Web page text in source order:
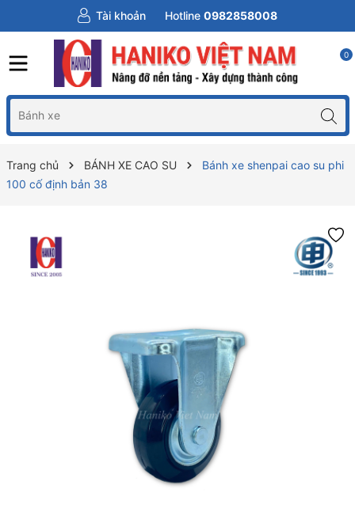
Tài khoản Hotline 0982858008
0
Trang chủ BÁNH XE CAO SU
Bánh xe shenpai cao su phi
100 cố định bản 38